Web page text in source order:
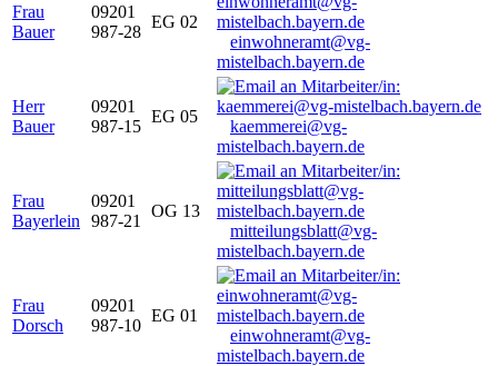
Frau
Bauer
09201
987-28
EG 02
einwohneramt@vg-
mistelbach.bayern.de
Herr
Bauer
09201
987-15
EG 05
kaemmerei@vg-
mistelbach.bayern.de
Frau
Bayerlein
09201
987-21
OG 13
mitteilungsblatt@vg-
mistelbach.bayern.de
Frau
Dorsch
09201
987-10
EG 01
einwohneramt@vg-
mistelbach.bayern.de